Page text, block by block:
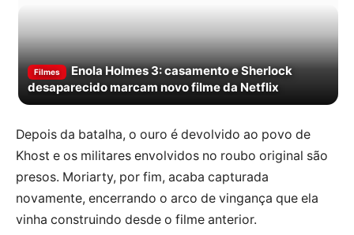
Filmes
Enola Holmes 3: casamento e Sherlock
desaparecido marcam novo filme da Netflix
Depois da batalha, o ouro é devolvido ao povo de
Khost e os militares envolvidos no roubo original são
presos. Moriarty, por fim, acaba capturada
novamente, encerrando o arco de vingança que ela
vinha construindo desde o filme anterior.